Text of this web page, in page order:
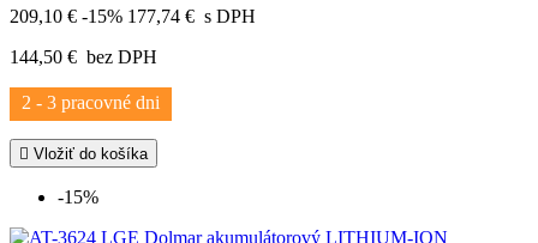
209,10 € -15% 177,74 € s DPH
144,50 € bez DPH
2 - 3 pracovné dni
 Vložiť do košíka
-15%